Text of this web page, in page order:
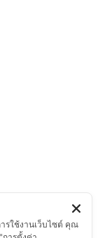
รใช้งานเว็บไซต์ คุณ